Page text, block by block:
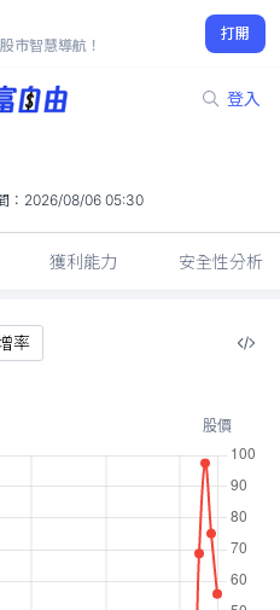
市智慧導航！
打開
登入
： 2026/08/06 05:30
獲利能力 安全性分析
率